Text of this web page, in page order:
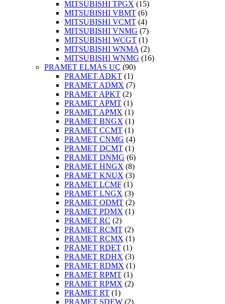
MITSUBISHI TPGX (15)
MITSUBISHI VBMT (6)
MITSUBISHI VCMT (4)
MITSUBISHI VNMG (7)
MITSUBISHI WCGT (1)
MITSUBISHI WNMA (2)
MITSUBISHI WNMG (16)
PRAMET ELMAS UÇ (90)
PRAMET ADKT (1)
PRAMET ADMX (7)
PRAMET APKT (2)
PRAMET APMT (1)
PRAMET APMX (1)
PRAMET BNGX (1)
PRAMET CCMT (1)
PRAMET CNMG (4)
PRAMET DCMT (1)
PRAMET DNMG (6)
PRAMET HNGX (8)
PRAMET KNUX (3)
PRAMET LCMF (1)
PRAMET LNGX (3)
PRAMET ODMT (2)
PRAMET PDMX (1)
PRAMET RC (2)
PRAMET RCMT (2)
PRAMET RCMX (1)
PRAMET RDET (1)
PRAMET RDHX (3)
PRAMET RDMX (1)
PRAMET RPMT (1)
PRAMET RPMX (2)
PRAMET RT (1)
PRAMET SDEW (2)